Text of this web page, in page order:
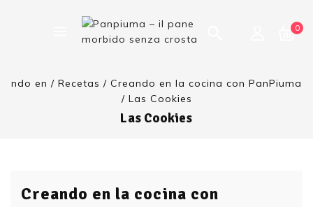
0
ndo en / Recetas / Creando en la cocina con PanPiuma
/ Las Cookies
Las Cookies
Creando en la cocina con